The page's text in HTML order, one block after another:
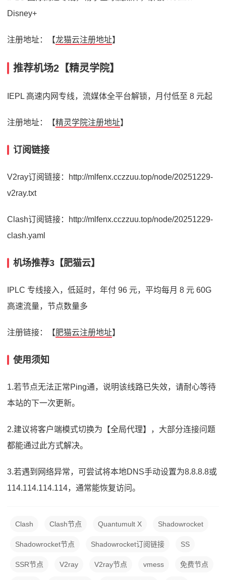
Disney+
注册地址：【龙猫云注册地址】
推荐机场2【精灵学院】
IEPL 高速内网专线，流媒体全平台解锁，月付低至 8 元起
注册地址：【精灵学院注册地址】
订阅链接
V2ray订阅链接：http://mlfenx.cczzuu.top/node/20251229-
v2ray.txt
Clash订阅链接：http://mlfenx.cczzuu.top/node/20251229-
clash.yaml
机场推荐3【肥猫云】
IPLC 专线接入，低延时，年付 96 元，平均每月 8 元 60G
高速流量，节点数量多
注册链接：【肥猫云注册地址】
使用须知
1.若节点无法正常Ping通，说明该线路已失效，请耐心等待
本站的下一次更新。
2.建议将客户端模式切换为【全局代理】，大部分连接问题
都能通过此方式解决。
3.若遇到网络异常，可尝试将本地DNS手动设置为8.8.8.8或
114.114.114.114，通常能恢复访问。
Clash Clash节点 Quantumult X Shadowrocket
Shadowrocket节点 Shadowrocket订阅链接 SS
SSR节点 V2ray V2ray节点 vmess 免费节点